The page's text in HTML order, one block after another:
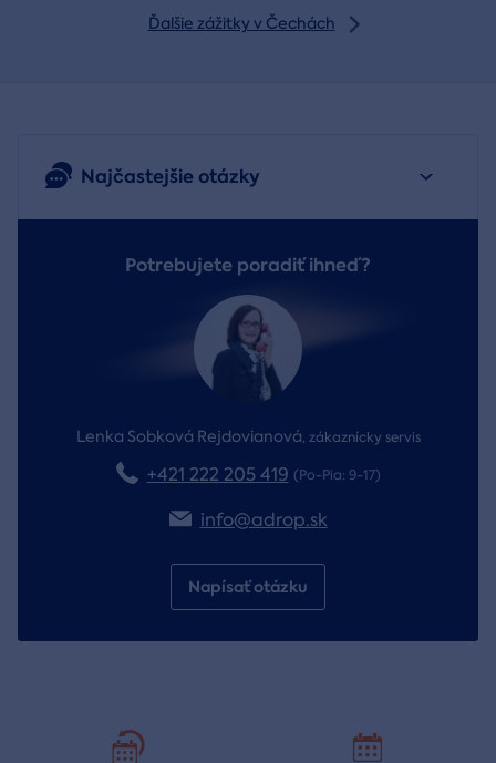
Ďalšie zážitky v Čechách
Najčastejšie otázky
Potrebujete poradiť ihneď?
Lenka Sobková Rejdovianová, zákaznícky servis
+421 222 205 419 (Po-Pia: 9-17)
info@adrop.sk
Napísať otázku